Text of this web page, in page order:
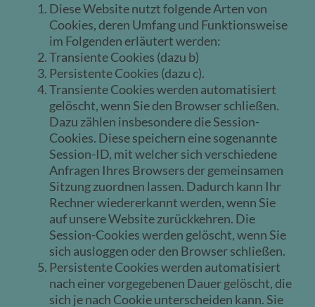
Diese Website nutzt folgende Arten von
Cookies, deren Umfang und Funktionsweise
im Folgenden erläutert werden:
Transiente Cookies (dazu b)
Persistente Cookies (dazu c).
Transiente Cookies werden automatisiert
gelöscht, wenn Sie den Browser schließen.
Dazu zählen insbesondere die Session-
Cookies. Diese speichern eine sogenannte
Session-ID, mit welcher sich verschiedene
Anfragen Ihres Browsers der gemeinsamen
Sitzung zuordnen lassen. Dadurch kann Ihr
Rechner wiedererkannt werden, wenn Sie
auf unsere Website zurückkehren. Die
Session-Cookies werden gelöscht, wenn Sie
sich ausloggen oder den Browser schließen.
Persistente Cookies werden automatisiert
nach einer vorgegebenen Dauer gelöscht, die
sich je nach Cookie unterscheiden kann. Sie